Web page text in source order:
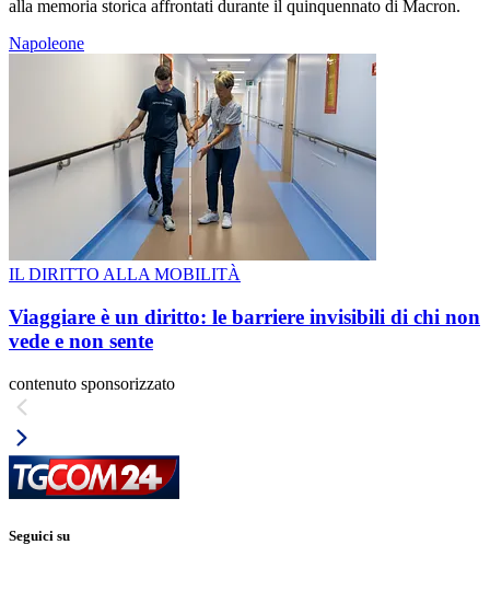
alla memoria storica affrontati durante il quinquennato di Macron.
Napoleone
IL DIRITTO ALLA MOBILITÀ
Viaggiare è un diritto: le barriere invisibili di chi non
vede e non sente
contenuto sponsorizzato
Seguici su